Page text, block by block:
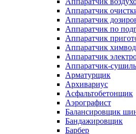
Аппаратчик
Аппаратчик
Аппаратчик по
Аппаратчик
Аппаратчик
Аппаратчик
Аппаратчик-
Арматурщик
Архивариус
Асфальтобетонщик
Аэрографист
Балансировщик
Бандажировщик
Барбер